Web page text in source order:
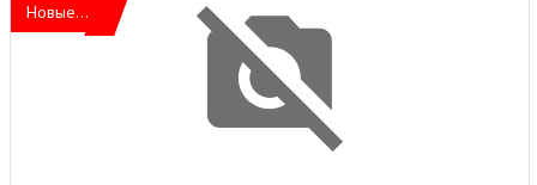
Новые...